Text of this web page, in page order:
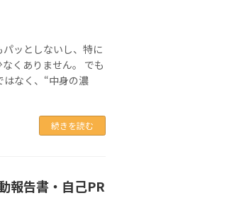
ッとしないし、特に
くありません。 でも
なく、“中身の濃
続きを読む
報告書・自己PR